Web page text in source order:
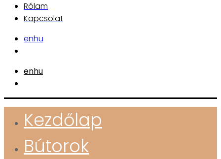
Rólam
Kapcsolat
enhu
enhu
Kezdőlap
Bútorok